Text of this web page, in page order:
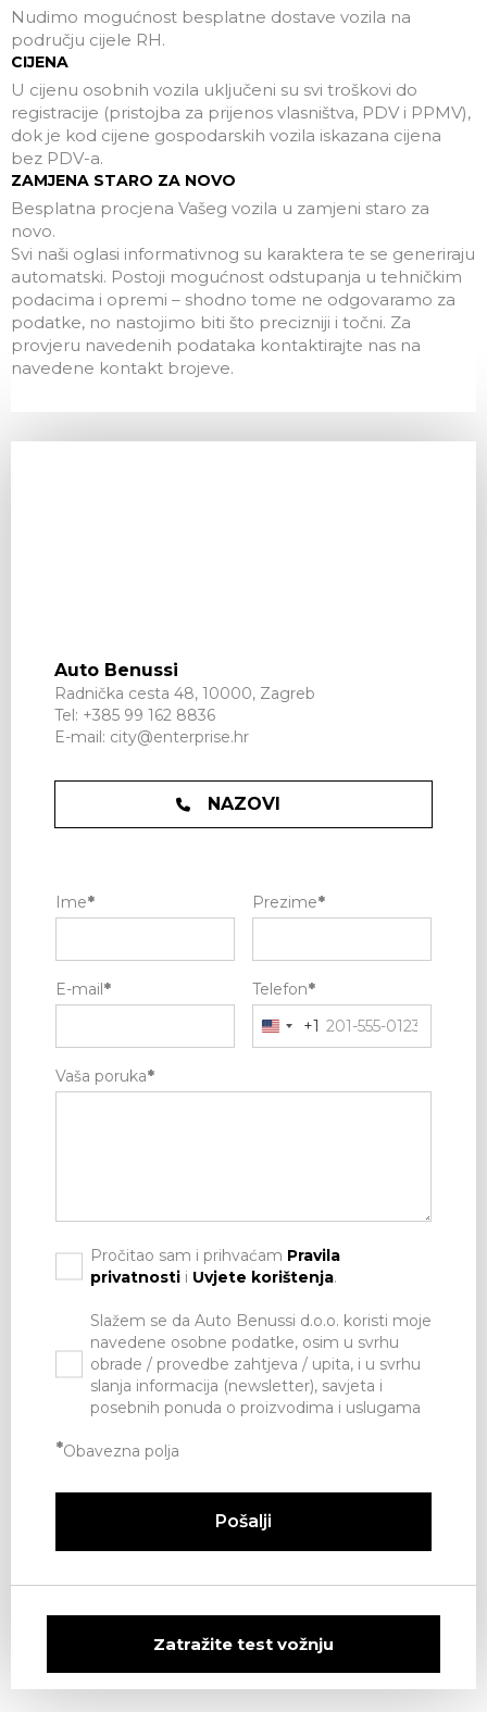
Nudimo mogućnost besplatne dostave vozila na
području cijele RH.
CIJENA
U cijenu osobnih vozila uključeni su svi troškovi do
registracije (pristojba za prijenos vlasništva, PDV i PPMV),
dok je kod cijene gospodarskih vozila iskazana cijena
bez PDV-a.
ZAMJENA STARO ZA NOVO
Besplatna procjena Vašeg vozila u zamjeni staro za
novo.
Svi naši oglasi informativnog su karaktera te se generiraju
automatski. Postoji mogućnost odstupanja u tehničkim
podacima i opremi – shodno tome ne odgovaramo za
podatke, no nastojimo biti što precizniji i točni. Za
provjeru navedenih podataka kontaktirajte nas na
navedene kontakt brojeve.
Auto Benussi
Radnička cesta 48, 10000, Zagreb
Tel: +385 99 162 8836
E-mail: city@enterprise.hr
NAZOVI
Ime* Prezime*
E-mail* Telefon*
+1
Vaša poruka*
Pročitao sam i prihvaćam Pravila
privatnosti i Uvjete korištenja.
Slažem se da Auto Benussi d.o.o. koristi moje
navedene osobne podatke, osim u svrhu
obrade / provedbe zahtjeva / upita, i u svrhu
slanja informacija (newsletter), savjeta i
posebnih ponuda o proizvodima i uslugama
*Obavezna polja
Pošalji
Zatražite test vožnju